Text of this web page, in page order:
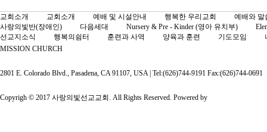
교회소개 교회소개 예배 및 시설안내 행복한 우리교회
예배와 말
사랑의빛반(장애인)
다음세대 Nursery & Pre - Kinder (영아 유치부)
선교지소식
행복의쉼터 훈련과 사역 양육과 훈련 기도모임
MISSION CHURCH
2801 E. Colorado Blvd., Pasadena, CA 91107, USA | Tel:(626)744-9191 Fax:(626)744-0691
Copyrigh © 2017 사랑의빛선교교회. All Rights Reserved. Powered by